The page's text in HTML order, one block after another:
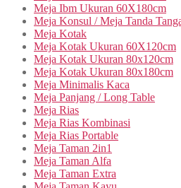
Meja Ibm Ukuran 60X180cm
Meja Konsul / Meja Tanda
Meja Kotak
Meja Kotak Ukuran 60X120cm
Meja Kotak Ukuran 80x120cm
Meja Kotak Ukuran 80x180cm
Meja Minimalis Kaca
Meja Panjang / Long Table
Meja Rias
Meja Rias Kombinasi
Meja Rias Portable
Meja Taman 2in1
Meja Taman Alfa
Meja Taman Extra